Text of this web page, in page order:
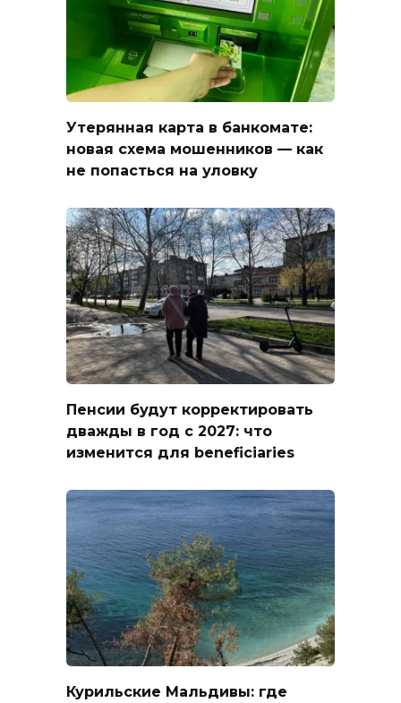
Утерянная карта в банкомате:
новая схема мошенников — как
не попасться на уловку
Пенсии будут корректировать
дважды в год с 2027: что
изменится для beneficiaries
Курильские Мальдивы: где